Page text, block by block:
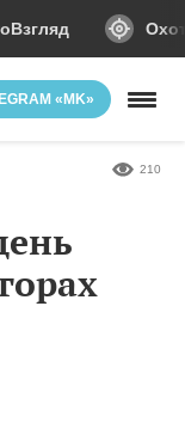
«MK»
210